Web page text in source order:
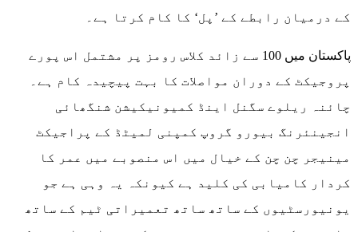
کے درمیان رابطے کے ’پل‘ کا کام کرتا ہے۔
پاکستان میں 100 سے زائد کلاس رومز پر مشتمل اس پورے
پروجیکٹ کے دوران مواصلات کا بہت پیچیدہ کام ہے۔
چائنہ ریلوے سگنل اینڈ کمیونیکیشن شنگھائی
انجینئرنگ بیورو گروپ کمپنی لمیٹڈ کے پراجیکٹ
مینیجر چن چن کے خیال میں اس منصوبے میں عمر کا
کردار کامیابی کی کلید ہے کیونکہ یہ وہی ہے جو
یونیورسٹیوں کے ساتھ ساتھ تعمیراتی ٹیم کے ساتھ